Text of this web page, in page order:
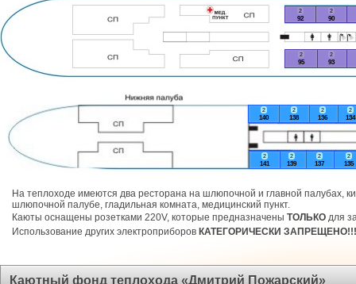
2
134
2
135
2
136
2
137
2
138
2
139
2
140
2
141
2
90
2
92
2
93
2
95
На теплоходе имеются два ресторана на шлюпочной и главной палубах,
шлюпочной палубе, гладильная комната, медицинский пункт.
Каюты оснащены розетками 220V, которые предназначены ТОЛЬКО для
Использование других электроприборов КАТЕГОРИЧЕСКИ ЗАПРЕЩЕНО!!!
Каютный фонд теплохода «Дмитрий Пожарский»